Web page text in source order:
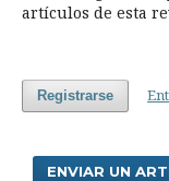
artículos de esta
Registrarse
ENVIAR UN